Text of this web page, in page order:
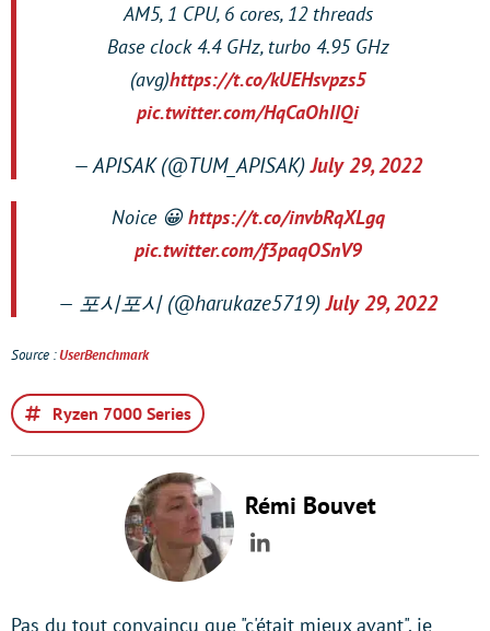
AM5, 1 CPU, 6 cores, 12 threads
Base clock 4.4 GHz, turbo 4.95 GHz
(avg)https://t.co/kUEHsvpzs5
pic.twitter.com/HqCaOhIIQi
— APISAK (@TUM_APISAK)July 29, 2022
Noice 😀https://t.co/invbRqXLgq
pic.twitter.com/f3paqOSnV9
— 포시포시 (@harukaze5719)July 29, 2022
Source :UserBenchmark
Ryzen 7000 Series
Rémi Bouvet
LinkedIn
Pas du tout convaincu que "c'était mieux avant", je